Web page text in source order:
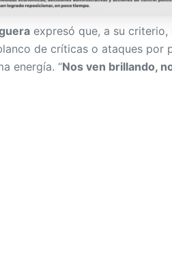
expresó que, a su criterio,
de críticas o ataques por
energía. “Nos ven brillando,